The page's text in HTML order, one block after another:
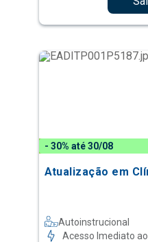
- 30% até 30/08
Atualização em
Autoinstrucional
Acesso Imediato